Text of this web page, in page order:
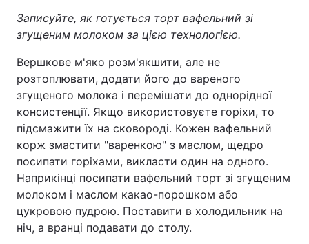
Записуйте, як готується торт вафельний зі
згущеним молоком за цією технологією.
Вершкове м'яко розм'якшити, але не
розтоплювати, додати його до вареного
згущеного молока і перемішати до однорідної
консистенції. Якщо використовуєте горіхи, то
підсмажити їх на сковороді. Кожен вафельний
корж змастити "варенкою" з маслом, щедро
посипати горіхами, викласти один на одного.
Наприкінці посипати вафельний торт зі згущеним
молоком і маслом какао-порошком або
цукровою пудрою. Поставити в холодильник на
ніч, а вранці подавати до столу.